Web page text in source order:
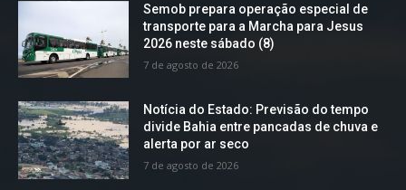
Semob prepara operação especial de
transporte para a Marcha para Jesus
2026 neste sábado (8)
7 de agosto de 2026
Notícia do Estado: Previsão do tempo
divide Bahia entre pancadas de chuva e
alerta por ar seco
7 de agosto de 2026